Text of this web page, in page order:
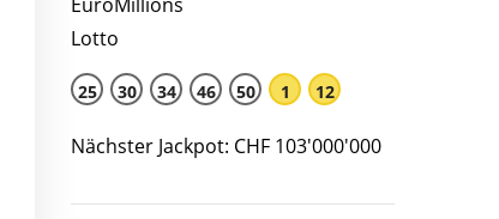
25 30 34 46 50 1 12
Nächster Jackpot: CHF 103'000'000